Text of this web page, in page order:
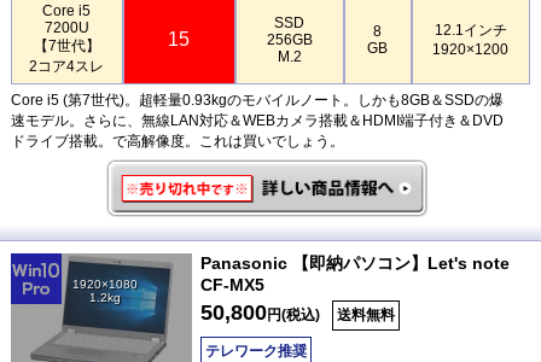
Core i5
7200U
【7世代】
2コア4スレ
15
SSD
256GB
M.2
8
GB
12.1インチ
1920×1200
Core i5 (第7世代)。超軽量0.93kgのモバイルノート。しかも8GB＆SSDの爆
速モデル。さらに、無線LAN対応＆WEBカメラ搭載＆HDMI端子付き＆DVD
ドライブ搭載。で高解像度。これは買いでしょう。
1920×1080
1.2kg
Panasonic 【即納パソコン】Let's note
CF-MX5
50,800円(税込) 送料無料
テレワーク推奨